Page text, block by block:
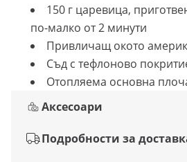
150 г царевица,
по-малко от 2 минути
Привличащ окото
Съд с тефлоново
Отопляема основна
Аксесоари
Подробности за